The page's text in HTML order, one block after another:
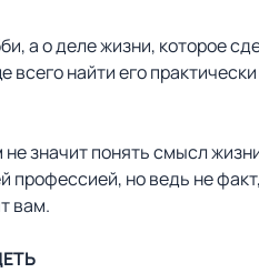
а о деле жизни, которое
всего найти его
значит понять смысл
профессией, но ведь не
вам.